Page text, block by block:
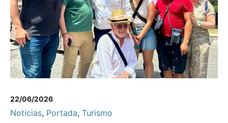
22/06/2026
Noticias, Portada, Turismo